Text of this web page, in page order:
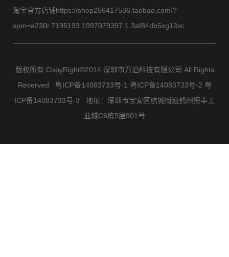
淘宝官方店铺https://shop256417536.taobao.com/?
spm=a230r.7195193.1997079397.1.3af84db5xg13sc
版权所有 CopyRight©2014 深圳市万泊科技有限公司 All Rights
Reserved
粤ICP备14083733号-1 粤ICP备14083733号-2 粤
ICP备14083733号-3 地址：深圳市宝安区航城街道鹤州恒丰工
业城C6栋9层901号